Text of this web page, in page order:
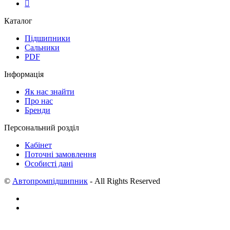
Каталог
Підшипники
Сальники
PDF
Інформація
Як нас знайти
Про нас
Бренди
Персональний розділ
Кабінет
Поточні замовлення
Особисті дані
© Автопромпідшипник - All Rights Reserved